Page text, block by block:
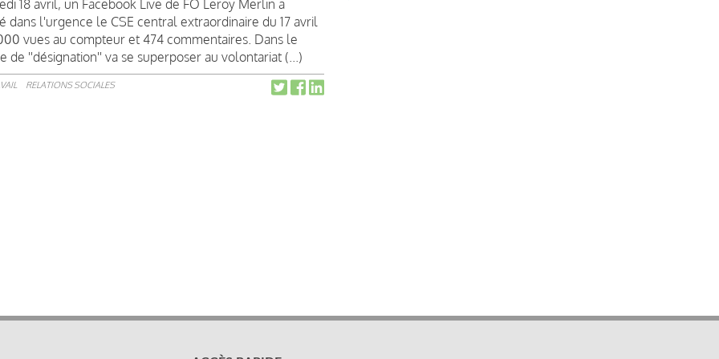
18 avril, un Facebook Live de FO Leroy Merlin a
dans l'urgence le CSE central extraordinaire du 17 avril
vues au compteur et 474 commentaires. Dans le
''désignation'' va se superposer au volontariat (...)
RELATIONS SOCIALES